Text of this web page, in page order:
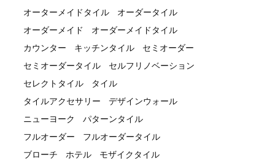
オーターメイドタイル
オーダータイル
オーダーメイド
オーダーメイドタイル
カウンター
キッチンタイル
セミオーダー
セミオーダータイル
セルフリノベーション
セレクトタイル
タイル
タイルアクセサリー
デザインウォール
ニューヨーク
パターンタイル
フルオーダー
フルオーダータイル
ブローチ
ホテル
モザイクタイル